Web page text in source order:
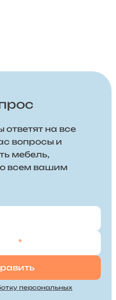
на все
вопросы и
мебель,
всем вашим
*
персональных